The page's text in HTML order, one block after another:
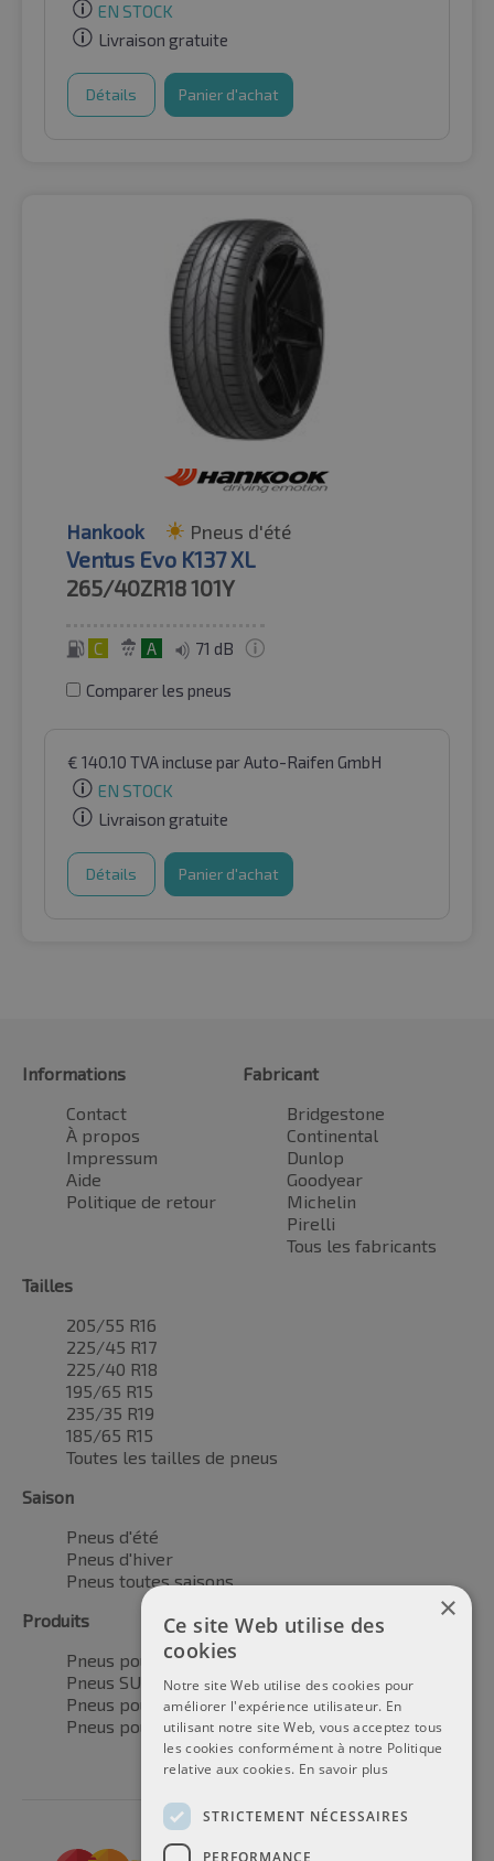
EN STOCK
Livraison gratuite
Détails Panier d'achat
Hankook Pneus d'été
Ventus Evo K137 XL
265/40ZR18101Y
C A 71 dB
Comparer les pneus
€ 140.10 TVA incluse par Auto-Raifen GmbH
EN STOCK
Livraison gratuite
Détails Panier d'achat
Informations
Contact
À propos
Impressum
Aide
Politique de retour
Fabricant
Bridgestone
Continental
Dunlop
Goodyear
Michelin
Pirelli
Tous les fabricants
Tailles
205/55 R16
225/45 R17
225/40 R18
195/65 R15
235/35 R19
185/65 R15
Toutes les tailles de pneus
Saison
Pneus d'été
Pneus d'hiver
Pneus toutes saisons
Produits
Pneus pour voitures
Pneus SUV / 4x4
Pneus pour camionnettes
Pneus pour motos
×
Ce site Web utilise des
cookies
Notre site Web utilise des cookies pour
améliorer l'expérience utilisateur. En
utilisant notre site Web, vous acceptez tous
les cookies conformément à notre Politique
relative aux cookies. En savoir plus
STRICTEMENT NÉCESSAIRES
PERFORMANCE